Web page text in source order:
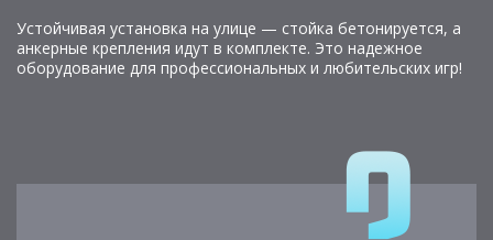
Устойчивая установка на улице — стойка бетонируется, а
анкерные крепления идут в комплекте. Это надежное
оборудование для профессиональных и любительских игр!